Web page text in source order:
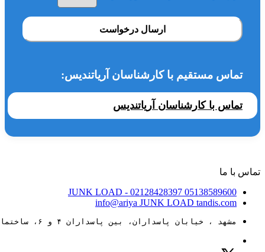
ارسال درخواست
تماس مستقیم با کارشناسان آریاتندیس:
تماس با کارشناسان آریاتندیس
تماس با ما
05138589600
JUNK LOAD - 02128428397
info@ariya JUNK LOAD tandis.com
مشهد ، خیابان پاسداران، بین پاسداران ۴ و ۶، ساختمان ۸۸